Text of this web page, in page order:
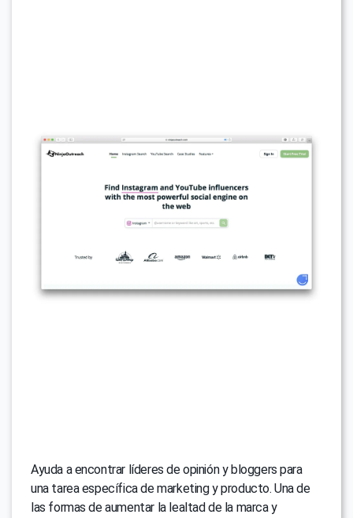
Ayuda a encontrar líderes de opinión y bloggers para
una tarea específica de marketing y producto. Una de
las formas de aumentar la lealtad de la marca y